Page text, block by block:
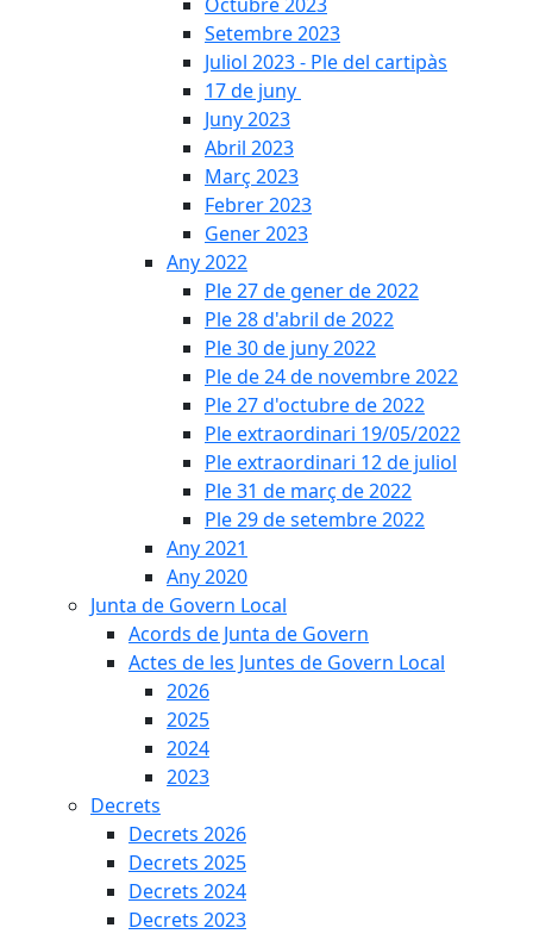
Setembre 2023
Juliol 2023 - Ple del cartipàs
17 de juny
Juny 2023
Abril 2023
Març 2023
Febrer 2023
Gener 2023
Any 2022
Ple 27 de gener de 2022
Ple 28 d'abril de 2022
Ple 30 de juny 2022
Ple de 24 de novembre 2022
Ple 27 d'octubre de 2022
Ple extraordinari 19/05/2022
Ple extraordinari 12 de juliol
Ple 31 de març de 2022
Ple 29 de setembre 2022
Any 2021
Any 2020
Junta de Govern Local
Acords de Junta de Govern
Actes de les Juntes de Govern Local
2026
2025
2024
2023
Decrets
Decrets 2026
Decrets 2025
Decrets 2024
Decrets 2023